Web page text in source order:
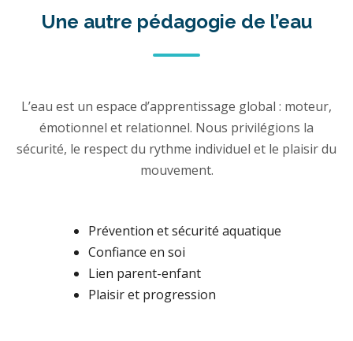
Une autre pédagogie de l’eau
L’eau est un espace d’apprentissage global : moteur,
émotionnel et relationnel. Nous privilégions la
sécurité, le respect du rythme individuel et le plaisir du
mouvement.
Prévention et sécurité aquatique
Confiance en soi
Lien parent-enfant
Plaisir et progression